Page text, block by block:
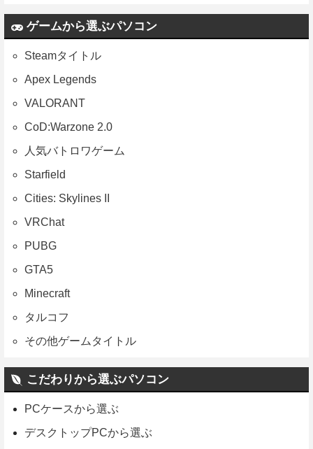
ゲームから選ぶパソコン
Steamタイトル
Apex Legends
VALORANT
CoD:Warzone 2.0
人気バトロワゲーム
Starfield
Cities: Skylines II
VRChat
PUBG
GTA5
Minecraft
タルコフ
その他ゲームタイトル
こだわりから選ぶパソコン
PCケースから選ぶ
デスクトップPCから選ぶ